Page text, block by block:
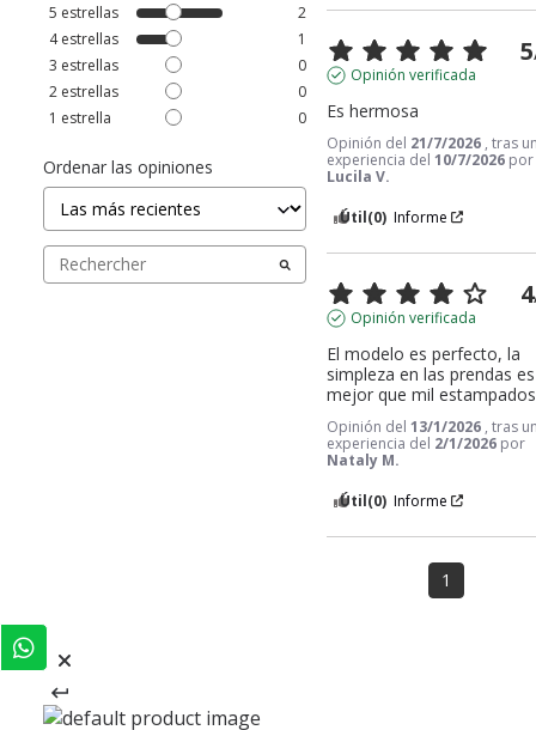
5 estrellas
2
4estrellas
1
3 estrellas
0
2 estrellas
0
1 estrella 0
Ordenar las opiniones
5
Opinión verificada
Es hermosa
Opinión del 21/7/2026 , tras
experiencia del10/7/2026 por
Lucila V.
Útil(0) Informe
4
Opinión verificada
El modelo es perfecto, la
simpleza en las prendas es
mejor que mil estampados
Opinión del13/1/2026 , tras
experiencia del 2/1/2026 por
Nataly M.
Útil(0) Informe
1